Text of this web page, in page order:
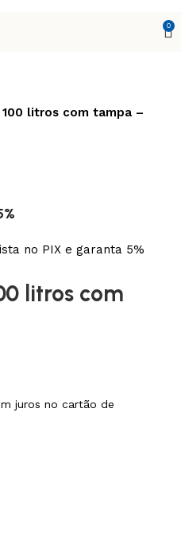
0
litros com tampa –
no PIX e garanta 5%
litros com
juros no cartão de